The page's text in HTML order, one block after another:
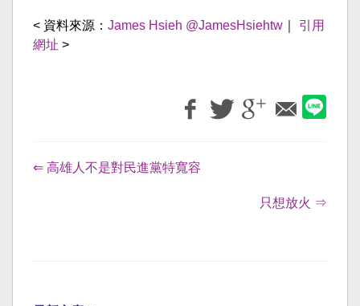
< 資料來源： James Hsieh @JamesHsiehtw
引用
網址 >
⇐ 高雄人不是對民進黨特寬容
只想放火 ⇒